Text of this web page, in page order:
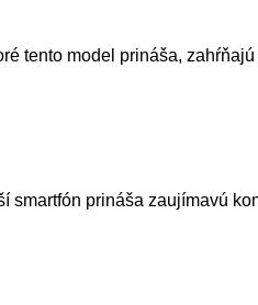
tento model prináša,
prináša zaujímavú